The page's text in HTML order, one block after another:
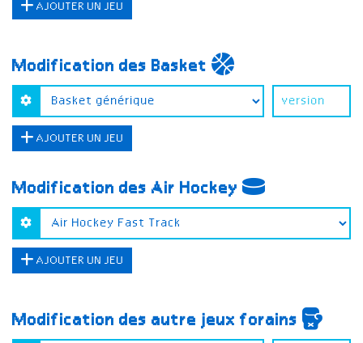
AJOUTER UN JEU
Modification des Basket
AJOUTER UN JEU
Modification des Air Hockey
AJOUTER UN JEU
Modification des autre jeux forains